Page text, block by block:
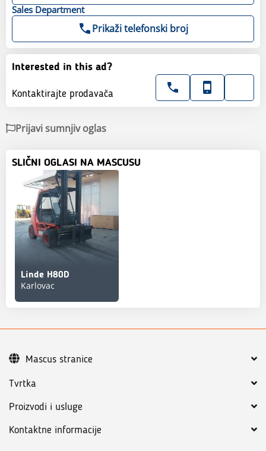
Sales Department
Prikaži telefonski broj
Interested in this ad?
Kontaktirajte prodavača
Prijavi sumnjiv oglas
SLIČNI OGLASI NA MASCUSU
Linde H80D
Karlovac
Tvrtka
Proizvodi i usluge
Kontaktne informacije
Mascus stranice